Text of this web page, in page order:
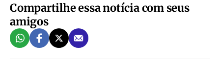
Compartilhe essa notícia com seus
amigos